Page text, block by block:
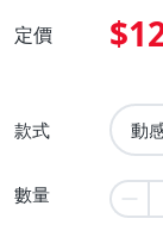
定價
款式 動
數量